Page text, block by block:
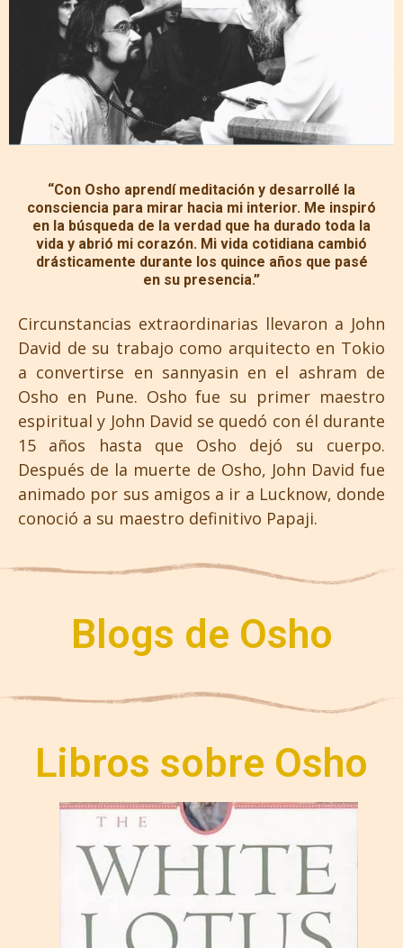
“Con Osho aprendí meditación y desarrollé la
consciencia para mirar hacia mi interior. Me inspiró
en la búsqueda de la verdad que ha durado toda la
vida y abrió mi corazón. Mi vida cotidiana cambió
drásticamente durante los quince años que pasé
en su presencia.”
Circunstancias extraordinarias llevaron a John
David de su trabajo como arquitecto en Tokio
a convertirse en sannyasin en el ashram de
Osho en Pune. Osho fue su primer maestro
espiritual y John David se quedó con él durante
15 años hasta que Osho dejó su cuerpo.
Después de la muerte de Osho, John David fue
animado por sus amigos a ir a Lucknow, donde
conoció a su maestro definitivo Papaji.
Blogs de Osho
Libros sobre Osho